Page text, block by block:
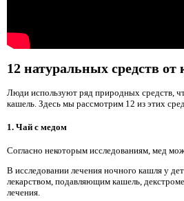
12 натуральных средств
Люди используют ряд природных средств,
кашель. Здесь мы рассмотрим 12 из этих
1. Чай с медом
Согласно некоторым исследованиям, мед
В исследовании лечения ночного кашля у
лекарством, подавляющим кашель,
лечения.